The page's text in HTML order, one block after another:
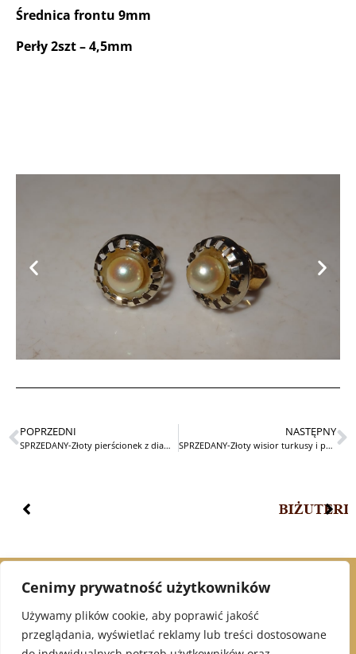
Cenimy prywatność użytkowników
Używamy plików cookie, aby poprawić jakość
przeglądania, wyświetlać reklamy lub treści dostosowane
Średnica frontu 9mm
Perły 2szt – 4,5mm
POPRZEDNI
SPRZEDANY-Złoty pierścionek z diamentem 0,32ct
NASTĘPNY
SPRZEDANY-Złoty wisior turkusy i perła STARY
© 2021 Alex Jubiler
INFORMACJE: